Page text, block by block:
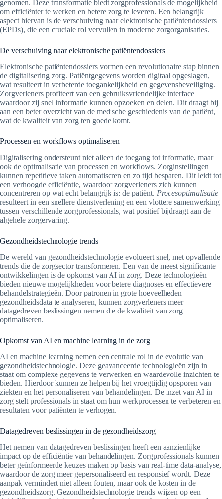
genomen. Deze transformatie biedt zorgprofessionals de mogelijkheid
om efficiënter te werken en betere zorg te leveren. Een belangrijk
aspect hiervan is de verschuiving naar elektronische patiëntendossiers
(EPDs), die een cruciale rol vervullen in moderne zorgorganisaties.
De verschuiving naar elektronische patiëntendossiers
Elektronische patiëntendossiers vormen een revolutionaire stap binnen
de digitalisering zorg. Patiëntgegevens worden digitaal opgeslagen,
wat resulteert in verbeterde toegankelijkheid en gegevensbeveiliging.
Zorgverleners profiteert van een gebruiksvriendelijke interface
waardoor zij snel informatie kunnen opzoeken en delen. Dit draagt bij
aan een beter overzicht van de medische geschiedenis van de patiënt,
wat de kwaliteit van zorg ten goede komt.
Processen en workflows optimaliseren
Digitalisering ondersteunt niet alleen de toegang tot informatie, maar
ook de optimalisatie van processen en workflows. Zorginstellingen
kunnen repetitieve taken automatiseren en zo tijd besparen. Dit leidt tot
een verhoogde efficiëntie, waardoor zorgverleners zich kunnen
concentreren op wat echt belangrijk is: de patiënt. Procesoptimalisatie
resulteert in een snellere dienstverlening en een vlottere samenwerking
tussen verschillende zorgprofessionals, wat positief bijdraagt aan de
algehele zorgervaring.
Gezondheidstechnologie trends
De wereld van gezondheidstechnologie evolueert snel, met opvallende
trends die de zorgsector transformeren. Een van de meest significante
ontwikkelingen is de opkomst van AI in zorg. Deze technologieën
bieden nieuwe mogelijkheden voor betere diagnoses en effectievere
behandelstrategieën. Door patronen in grote hoeveelheden
gezondheidsdata te analyseren, kunnen zorgverleners meer
datagedreven beslissingen nemen die de kwaliteit van zorg
optimaliseren.
Opkomst van AI en machine learning in de zorg
AI en machine learning nemen een centrale rol in de evolutie van
gezondheidstechnologie. Deze geavanceerde technologieën zijn in
staat om complexe gegevens te verwerken en waardevolle inzichten te
bieden. Hierdoor kunnen ze helpen bij het vroegtijdig opsporen van
ziekten en het personaliseren van behandelingen. De inzet van AI in
zorg stelt professionals in staat om hun werkprocessen te verbeteren en
resultaten voor patiënten te verhogen.
Datagedreven beslissingen in de gezondheidszorg
Het nemen van datagedreven beslissingen heeft een aanzienlijke
impact op de efficiëntie van behandelingen. Zorgprofessionals kunnen
beter geïnformeerde keuzes maken op basis van real-time data-analyse,
waardoor de zorg meer gepersonaliseerd en responsief wordt. Deze
aanpak vermindert niet alleen fouten, maar ook de kosten in de
gezondheidszorg. Gezondheidstechnologie trends wijzen op een